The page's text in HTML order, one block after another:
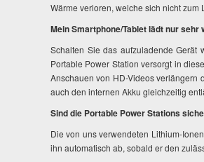
Wärme verloren, welche sich nicht zum
Mein Smartphone/Tablet lädt nur sehr
Schalten Sie das aufzuladende Gerät
Portable Power Station versorgt in
Anschauen von HD-Videos verlängern
auch den internen Akku gleichzeitig
Sind die Portable Power Stations
Die von uns verwendeten Lithium-
ihn automatisch ab, sobald er den